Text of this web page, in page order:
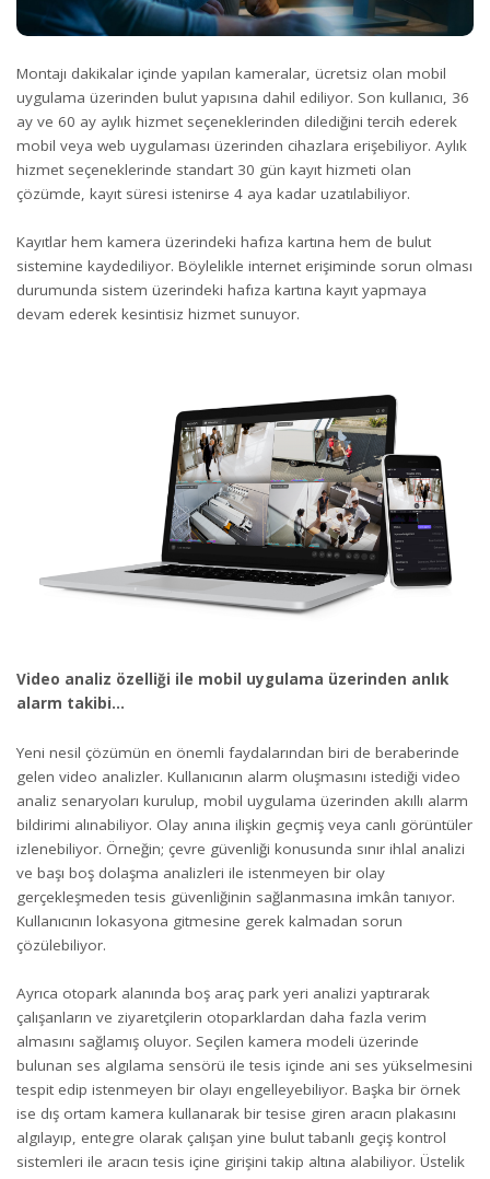
Montajı dakikalar içinde yapılan kameralar, ücretsiz olan mobil
uygulama üzerinden bulut yapısına dahil ediliyor. Son kullanıcı, 36
ay ve 60 ay aylık hizmet seçeneklerinden dilediğini tercih ederek
mobil veya web uygulaması üzerinden cihazlara erişebiliyor. Aylık
hizmet seçeneklerinde standart 30 gün kayıt hizmeti olan
çözümde, kayıt süresi istenirse 4 aya kadar uzatılabiliyor.
Kayıtlar hem kamera üzerindeki hafıza kartına hem de bulut
sistemine kaydediliyor. Böylelikle internet erişiminde sorun olması
durumunda sistem üzerindeki hafıza kartına kayıt yapmaya
devam ederek kesintisiz hizmet sunuyor.
Video analiz özelliği ile mobil uygulama üzerinden anlık
alarm takibi…
Yeni nesil çözümün en önemli faydalarından biri de beraberinde
gelen video analizler. Kullanıcının alarm oluşmasını istediği video
analiz senaryoları kurulup, mobil uygulama üzerinden akıllı alarm
bildirimi alınabiliyor. Olay anına ilişkin geçmiş veya canlı görüntüler
izlenebiliyor. Örneğin; çevre güvenliği konusunda sınır ihlal analizi
ve başı boş dolaşma analizleri ile istenmeyen bir olay
gerçekleşmeden tesis güvenliğinin sağlanmasına imkân tanıyor.
Kullanıcının lokasyona gitmesine gerek kalmadan sorun
çözülebiliyor.
Ayrıca otopark alanında boş araç park yeri analizi yaptırarak
çalışanların ve ziyaretçilerin otoparklardan daha fazla verim
almasını sağlamış oluyor. Seçilen kamera modeli üzerinde
bulunan ses algılama sensörü ile tesis içinde ani ses yükselmesini
tespit edip istenmeyen bir olayı engelleyebiliyor. Başka bir örnek
ise dış ortam kamera kullanarak bir tesise giren aracın plakasını
algılayıp, entegre olarak çalışan yine bulut tabanlı geçiş kontrol
sistemleri ile aracın tesis içine girişini takip altına alabiliyor. Üstelik